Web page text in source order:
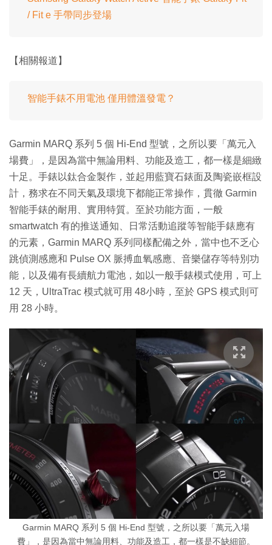
/ Fit e 手帶同步登場
【相關報道】
智能手錶不用電池 僅用體溫發電？
Garmin MARQ 系列 5 個 Hi-End 型號，之所以要「萬元入
場費」，是因為當中無論用料、功能及造工，都一樣是細緻
十足。手錶以鈦合金製作，並起用藍寶石錶面及陶瓷嵌框設
計，務求在不同天氣及環境下都能正常操作，貫徹 Garmin
智能手錶的耐用、實用特質。至於功能方面，一般
smartwatch 有的推送通知、日常活動追蹤等智能手錶應有
的元素，Garmin MARQ 系列同樣配備之外，當中也不乏心
跳偵測感應和 Pulse OX 脈搏血氧感應、音樂儲存等特別功
能，以及備有長續航力電池，如以一般手錶模式使用，可上
12 天，UltraTrac 模式就可用 48小時，至於 GPS 模式則可
用 28 小時。
Garmin MARQ 系列 5 個 Hi-End 型號，之所以要「萬元入場
費」，是因為當中無論用料、功能及造工，都一樣是不缺細節。